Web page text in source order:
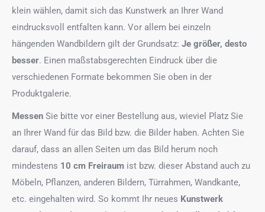
klein wählen, damit sich das Kunstwerk an Ihrer Wand
eindrucksvoll entfalten kann. Vor allem bei einzeln
hängenden Wandbildern gilt der Grundsatz: Je größer, desto
besser. Einen maßstabsgerechten Eindruck über die
verschiedenen Formate bekommen Sie oben in der
Produktgalerie.
Messen Sie bitte vor einer Bestellung aus, wieviel Platz Sie
an Ihrer Wand für das Bild bzw. die Bilder haben. Achten Sie
darauf, dass an allen Seiten um das Bild herum noch
mindestens 10 cm Freiraum ist bzw. dieser Abstand auch zu
Möbeln, Pflanzen, anderen Bildern, Türrahmen, Wandkante,
etc. eingehalten wird. So kommt Ihr neues Kunstwerk